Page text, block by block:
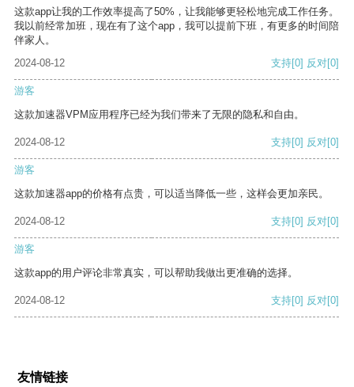
这款app让我的工作效率提高了50%，让我能够更轻松地完成工作任务。
我以前经常加班，现在有了这个app，我可以提前下班，有更多的时间陪
伴家人。
2024-08-12
支持[0] 反对[0]
游客
这款加速器VPM应用程序已经为我们带来了无限的隐私和自由。
2024-08-12 支持[0] 反对[0]
游客
这款加速器app的价格有点贵，可以适当降低一些，这样会更加亲民。
2024-08-12 支持[0] 反对[0]
游客
这款app的用户评论非常真实，可以帮助我做出更准确的选择。
2024-08-12 支持[0] 反对[0]
友情链接